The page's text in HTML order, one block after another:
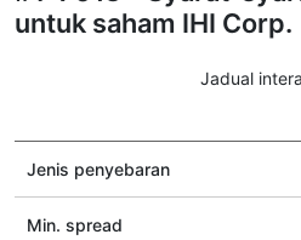
untuk saham IHI Corp.
Jadual
Jenis penyebaran
Min. spread